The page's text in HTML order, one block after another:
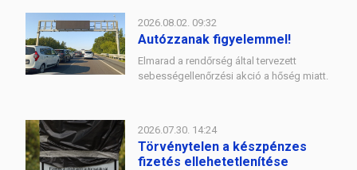
2026.08.02. 09:32
Autózzanak figyelemmel!
Elmarad a rendőrség által tervezett
sebességellenőrzési akció a hőség miatt.
2026.07.30. 14:24
Törvénytelen a készpénzes
fizetés ellehetetlenítése